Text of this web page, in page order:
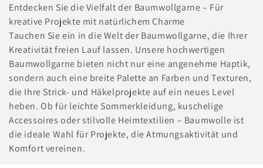
t
e
g
o
r
i
e
Entdecken Sie die Vielfalt der Baumwollgarne – Für
kreative Projekte mit natürlichem Charme
Tauchen Sie ein in die Welt der Baumwollgarne, die Ihrer
Kreativität freien Lauf lassen. Unsere hochwertigen
Baumwollgarne bieten nicht nur eine angenehme Haptik,
sondern auch eine breite Palette an Farben und Texturen,
die Ihre Strick- und Häkelprojekte auf ein neues Level
heben. Ob für leichte Sommerkleidung, kuschelige
Accessoires oder stilvolle Heimtextilien – Baumwolle ist
die ideale Wahl für Projekte, die Atmungsaktivität und
Komfort vereinen.